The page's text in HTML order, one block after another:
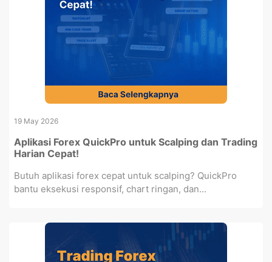
19 May 2026
Aplikasi Forex QuickPro untuk Scalping dan Trading
Harian Cepat!
Butuh aplikasi forex cepat untuk scalping? QuickPro
bantu eksekusi responsif, chart ringan, dan...